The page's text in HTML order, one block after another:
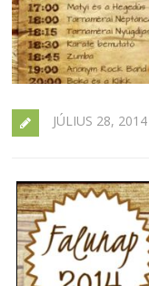
JÚLIUS 28, 2014